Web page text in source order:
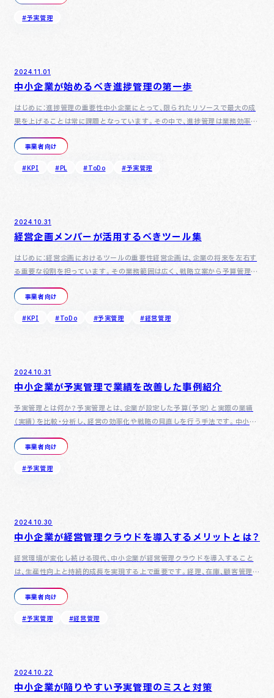
#予実管理
2024.11.01
中小企業が始めるべき進捗管理の第一歩
はじめに：進捗管理の重要性中小企業にとって、限られたリソースで最大の成
果を上げることは常に課題となっています。その中で、進捗管理は業務効率を
高め、プロジェクトの成功率を向上させるための鍵となる手法で…
事業者向け
#KPI #PL #ToDo #予実管理
2024.10.31
経営企画メンバーが活用するべきツール集
はじめに：経営企画におけるツールの重要性経営企画は、企業の将来を左右す
る重要な役割を担っています。その業務範囲は広く、戦略立案から予算管理、
市場分析、人材育成まで多岐にわたります。適切なツールを活用…
事業者向け
#KPI #ToDo #予実管理 #経営管理
2024.10.31
中小企業が予実管理で業績を改善した事例紹介
予実管理とは何か？予実管理とは、企業が設定した予算（予定）と実際の業績
（実績）を比較・分析し、経営の効率化や戦略の見直しを行う手法です。中小企
業においても、予実管理を適切に行うことで経営状況を正確に…
事業者向け
#予実管理
2024.10.30
中小企業が経営管理クラウドを導入するメリットとは？
経営環境が変化し続ける現代、中小企業が経営管理クラウドを導入すること
は、生産性向上と持続的成長を実現する上で重要です。経理、在庫、顧客管理、
営業活動など、さまざまな業務を一元化するクラウドツールは、…
事業者向け
#予実管理 #経営管理
2024.10.22
中小企業が陥りやすい予実管理のミスと対策